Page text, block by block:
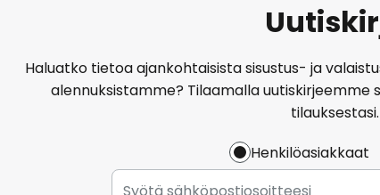
Haluatko tietoa ajankohtaisista sisustus- ja
alennuksistamme? Tilaamalla uutiskirjeemme
tilauksestasi.
Henkilöasiakkaat